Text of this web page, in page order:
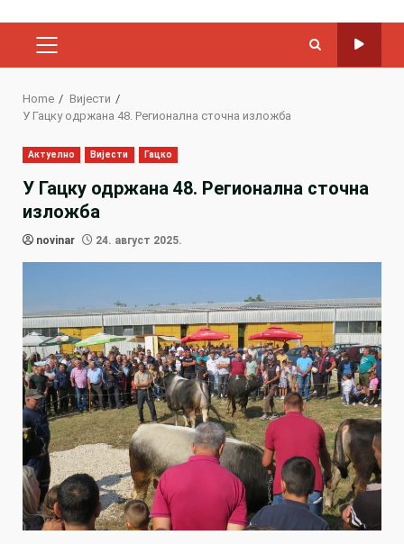
PRIMARY
Home
Вијести
У Гацку одржана 48. Регионална сточна изложба
Актуелно Вијести Гацко
У Гацку одржана 48. Регионална сточна
изложба
novinar 24. август 2025.